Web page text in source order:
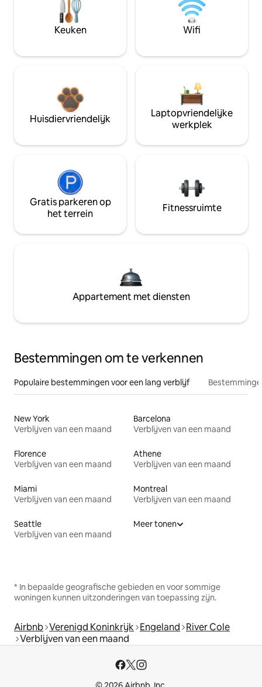
Keuken Wifi
Huisdiervriendelijk
Laptopvriendelijke
werkplek
Gratis parkeren op
het terrein
Fitnessruimte
Appartement met diensten
Bestemmingen om te verkennen
Populaire bestemmingen voor een lang verblijf
New York
Verblijven van een maand
Barcelona
Verblijven van een maand
Florence
Verblijven van een maand
Athene
Verblijven van een maand
Miami
Verblijven van een maand
Montreal
Verblijven van een maand
Seattle
Verblijven van een maand
Meer tonen
* In bepaalde geografische gebieden en voor sommige
woningen kunnen uitzonderingen van toepassing zijn.
Airbnb Verenigd Koninkrijk Engeland River Cole
Verblijven van een maand